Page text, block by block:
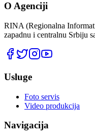
O Agenciji
RINA (Regionalna
zapadnu i centralnu Srbiju
Usluge
Foto servis
Video produkcija
Navigacija